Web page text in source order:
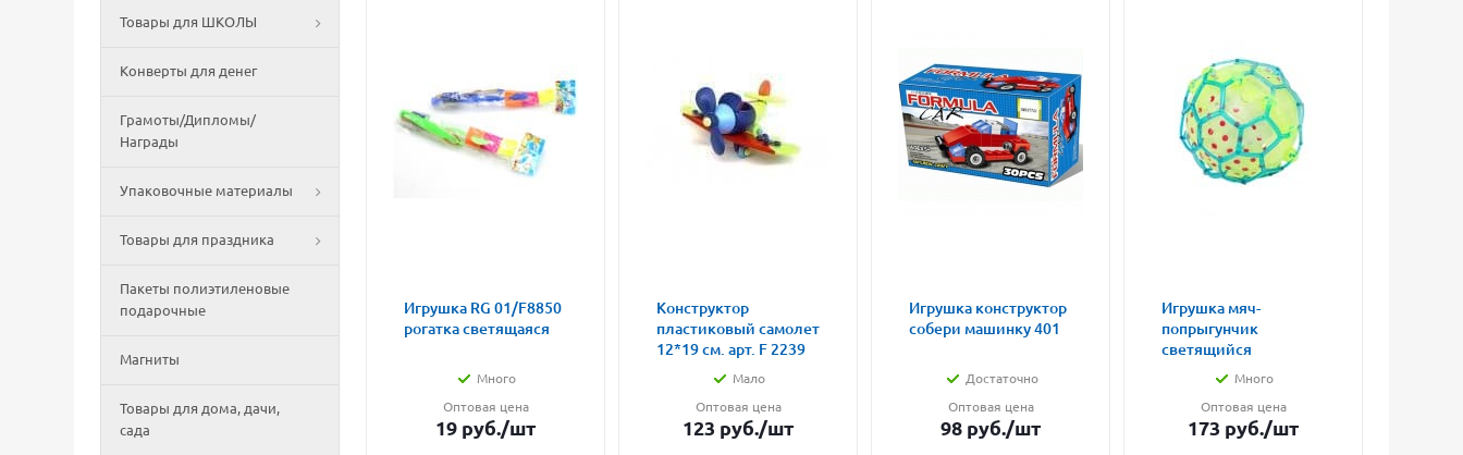
Товары для ШКОЛЫ
Конверты для денег
Грамоты/Дипломы/
Награды
Упаковочные материалы
Товары для праздника
Пакеты полиэтиленовые
подарочные
Магниты
Товары для дома, дачи,
сада
Игрушка RG 01/F8850
рогатка светящаяся
Много
Оптовая цена
19 руб./шт
Конструктор
пластиковый самолет
12*19 см. арт. F 2239
Мало
Оптовая цена
123 руб./шт
Игрушка конструктор
собери машинку 401
Достаточно
Оптовая цена
98 руб./шт
Игрушка мяч-
попрыгунчик
светящийся
Много
Оптовая цена
173 руб./шт